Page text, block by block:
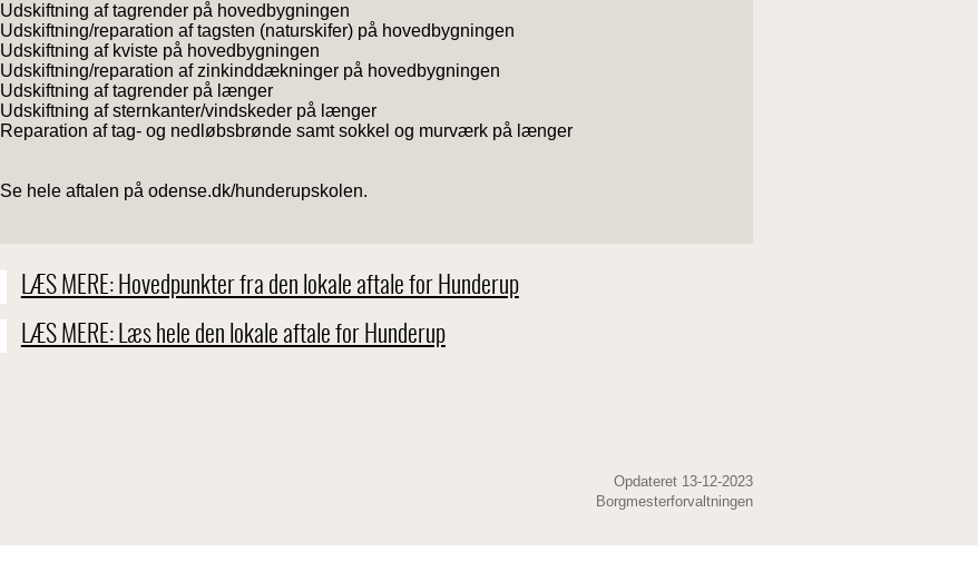
Udskiftning af tagrender på hovedbygningen
Udskiftning/reparation af tagsten (naturskifer) på hovedbygningen
Udskiftning af kviste på hovedbygningen
Udskiftning/reparation af zinkinddækninger på hovedbygningen
Udskiftning af tagrender på længer
Udskiftning af sternkanter/vindskeder på længer
Reparation af tag- og nedløbsbrønde samt sokkel og murværk på længer
Se hele aftalen på odense.dk/hunderupskolen.
LÆS MERE: Hovedpunkter fra den lokale aftale for Hunderup
LÆS MERE: Læs hele den lokale aftale for Hunderup
Opdateret 13-12-2023
Borgmesterforvaltningen